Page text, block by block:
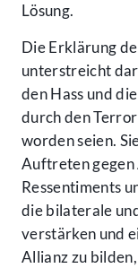
Lösung.
Die Erklärung
unterstreicht
den Hass und
durch den
worden seien.
Auftreten gegen
Ressentiments
die bilaterale
verstärken und
Allianz zu